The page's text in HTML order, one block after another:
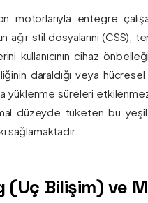
motorlarıyla entegre
stil dosyalarını (CSS),
kullanıcının cihaz
daraldığı veya
yüklenme süreleri
düzeyde tüketen bu yeşil
sağlamaktadır.
(Uç Bilişim) ve